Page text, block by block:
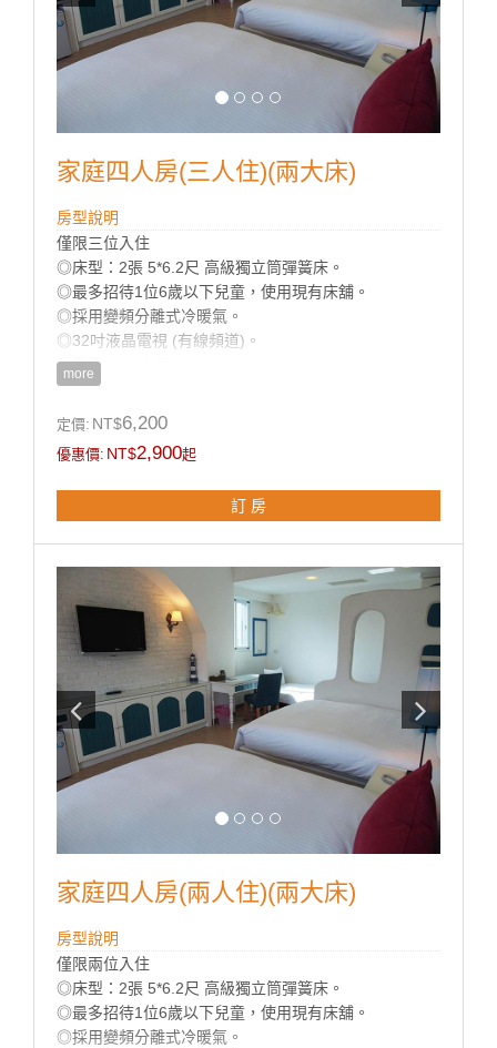
家庭四人房(三人住)(兩大床)
房型說明
僅限三位入住
◎床型：2張 5*6.2尺 高級獨立筒彈簧床。
◎最多招待1位6歲以下兒童，使用現有床舖。
◎採用變頻分離式冷暖氣。
◎32吋液晶電視 (有線頻道)。
◎免費Wi-Fi上網。
◎乾濕分離獨立衛浴。
◎寬廣平面停車場。
包 / 咖啡包 / 礦泉水 / 舒適乾淨羽毛被品。
more
定價: NT$6,200
優惠價: NT$2,900起
訂 房
家庭四人房(兩人住)(兩大床)
房型說明
僅限兩位入住
◎床型：2張 5*6.2尺 高級獨立筒彈簧床。
◎最多招待1位6歲以下兒童，使用現有床舖。
◎採用變頻分離式冷暖氣。